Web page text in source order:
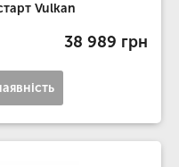
Vulkan
38 989 грн